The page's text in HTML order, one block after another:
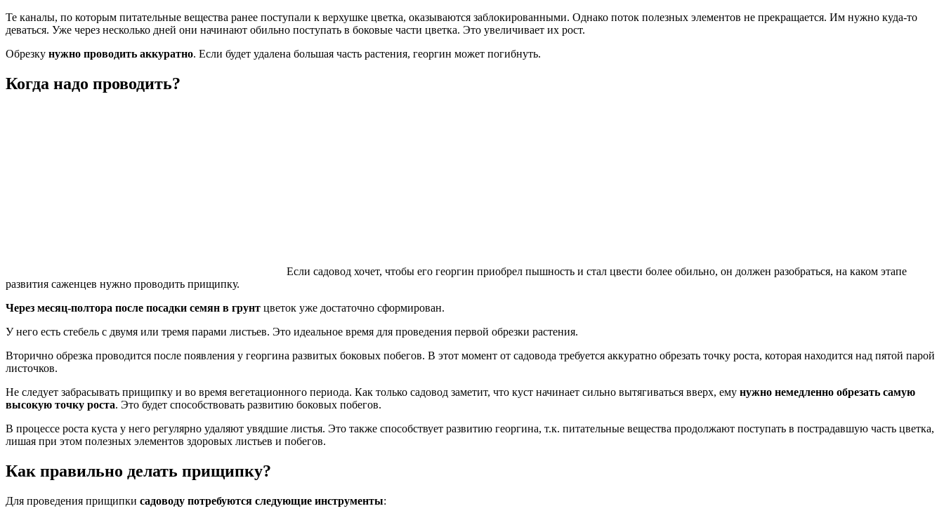
Те каналы, по которым питательные вещества ранее поступали к верхушке цветка, оказываются заблокированными. Однако поток полезных элементов не прекращается. Им нужно куда-то
деваться. Уже через несколько дней они начинают обильно поступать в боковые части цветка. Это увеличивает их рост.
Обрезку нужно проводить аккуратно. Если будет удалена большая часть растения, георгин может погибнуть.
Когда надо проводить?
Если садовод хочет, чтобы его георгин приобрел пышность и стал цвести более обильно, он должен разобраться, на каком этапе
развития саженцев нужно проводить прищипку.
Через месяц-полтора после посадки семян в грунт цветок уже достаточно сформирован.
У него есть стебель с двумя или тремя парами листьев. Это идеальное время для проведения первой обрезки растения.
Вторично обрезка проводится после появления у георгина развитых боковых побегов. В этот момент от садовода требуется аккуратно обрезать точку роста, которая находится над пятой парой
листочков.
Не следует забрасывать прищипку и во время вегетационного периода. Как только садовод заметит, что куст начинает сильно вытягиваться вверх, ему нужно немедленно обрезать самую
высокую точку роста. Это будет способствовать развитию боковых побегов.
В процессе роста куста у него регулярно удаляют увядшие листья. Это также способствует развитию георгина, т.к. питательные вещества продолжают поступать в пострадавшую часть цветка,
лишая при этом полезных элементов здоровых листьев и побегов.
Как правильно делать прищипку?
Для проведения прищипки садоводу потребуются следующие инструменты: